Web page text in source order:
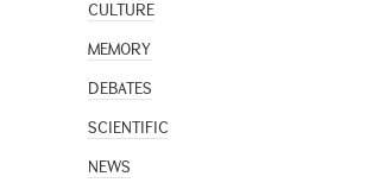
CULTURE
MEMORY
DEBATES
SCIENTIFIC
NEWS